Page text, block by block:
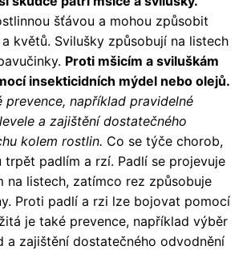
šťávou a mohou způsobit
květů. Svilušky způsobují na listech
Proti mšicím a sviluškám
insekticidních mýdel nebo olejů.
prevence, například pravidelné
a zajištění dostatečného
kolem rostlin. Co se týče chorob,
trpět padlím a rzí. Padlí se projevuje
na listech, zatímco rez způsobuje
Proti padlí a rzi lze bojovat pomocí
je také prevence, například výběr
a zajištění dostatečného odvodnění